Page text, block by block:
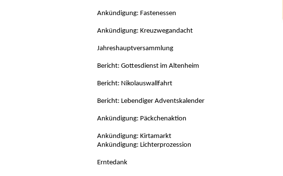
Ankündigung: Fastenessen
Ankündigung: Kreuzwegandacht
Jahreshauptversammlung
Bericht: Gottesdienst im Altenheim
Bericht: Nikolauswallfahrt
Bericht: Lebendiger Adventskalender
Ankündigung: Päckchenaktion
Ankündigung: Kirtamarkt
Ankündigung: Lichterprozession
Erntedank